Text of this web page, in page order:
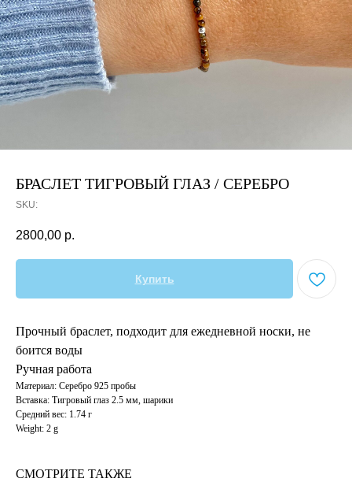
БРАСЛЕТ ТИГРОВЫЙ ГЛАЗ / СЕРЕБРО
SKU:
2800,00 р.
Купить
Прочный браслет, подходит для ежедневной носки, не
боится воды
Ручная работа
Материал: Серебро 925 пробы
Вставка: Тигровый глаз 2.5 мм, шарики
Средний вес: 1.74 г
Weight: 2 g
СМОТРИТЕ ТАКЖЕ